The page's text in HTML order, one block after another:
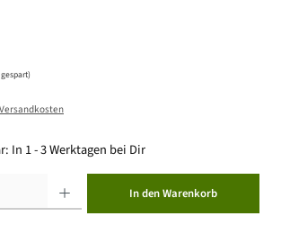
In 1 - 3 Werktagen bei Dir
In den Warenkorb